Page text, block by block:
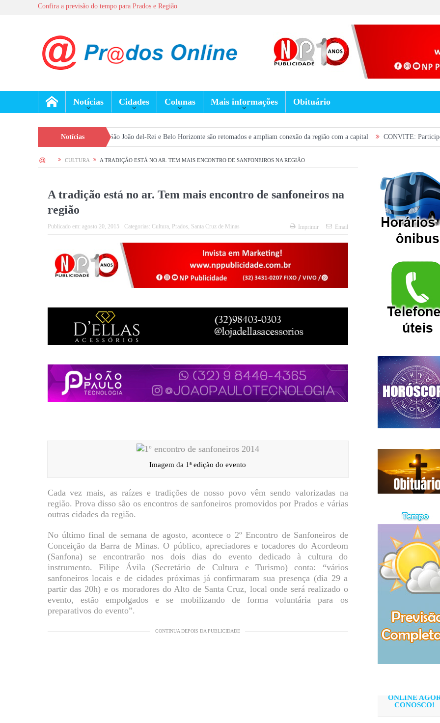
Confira a previsão do tempo para Prados e Região
Notícias Cidades Colunas Mais informações Obituário
Notícias
Voos entre São João del-Rei e Belo Horizonte são retomados e ampliam conexão da região com a capital CONVITE: Participe da Plenária
HOME CULTURA A TRADIÇÃO ESTÁ NO AR. TEM MAIS ENCONTRO DE SANFONEIROS NA REGIÃO
A tradição está no ar. Tem mais encontro de sanfoneiros na
região
Publicado em: agosto 20, 2015 Categorias: Cultura, Prados, Santa Cruz de Minas Imprimir Email
Imagem da 1ª edição do evento
Cada vez mais, as raízes e tradições de nosso povo vêm sendo valorizadas na
região. Prova disso são os encontros de sanfoneiros promovidos por Prados e várias
outras cidades da região.
No último final de semana de agosto, acontece o 2º Encontro de Sanfoneiros de
Conceição da Barra de Minas. O público, apreciadores e tocadores do Acordeom
(Sanfona) se encontrarão nos dois dias do evento dedicado à cultura do
instrumento. Filipe Ávila (Secretário de Cultura e Turismo) conta: “vários
sanfoneiros locais e de cidades próximas já confirmaram sua presença (dia 29 a
partir das 20h) e os moradores do Alto de Santa Cruz, local onde será realizado o
evento, estão empolgados e se mobilizando de forma voluntária para os
preparativos do evento”.
CONTINUA DEPOIS DA PUBLICIDADE
ONLINE
CONOSCO!